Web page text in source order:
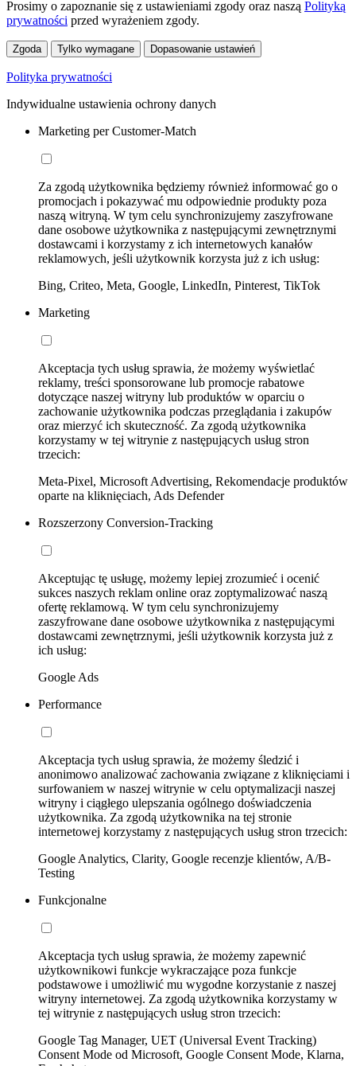
Prosimy o zapoznanie się z ustawieniami zgody oraz naszą Polityką
prywatności przed wyrażeniem zgody.
Zgoda Tylko wymagane Dopasowanie ustawień
Polityka prywatności
Indywidualne ustawienia ochrony danych
Marketing per Customer-Match
Za zgodą użytkownika będziemy również informować go o
promocjach i pokazywać mu odpowiednie produkty poza
naszą witryną. W tym celu synchronizujemy zaszyfrowane
dane osobowe użytkownika z następującymi zewnętrznymi
dostawcami i korzystamy z ich internetowych kanałów
reklamowych, jeśli użytkownik korzysta już z ich usług:
Bing, Criteo, Meta, Google, LinkedIn, Pinterest, TikTok
Marketing
Akceptacja tych usług sprawia, że możemy wyświetlać
reklamy, treści sponsorowane lub promocje rabatowe
dotyczące naszej witryny lub produktów w oparciu o
zachowanie użytkownika podczas przeglądania i zakupów
oraz mierzyć ich skuteczność. Za zgodą użytkownika
korzystamy w tej witrynie z następujących usług stron
trzecich:
Meta-Pixel, Microsoft Advertising, Rekomendacje produktów
oparte na kliknięciach, Ads Defender
Rozszerzony Conversion-Tracking
Akceptując tę usługę, możemy lepiej zrozumieć i ocenić
sukces naszych reklam online oraz zoptymalizować naszą
ofertę reklamową. W tym celu synchronizujemy
zaszyfrowane dane osobowe użytkownika z następującymi
dostawcami zewnętrznymi, jeśli użytkownik korzysta już z
ich usług:
Google Ads
Performance
Akceptacja tych usług sprawia, że możemy śledzić i
anonimowo analizować zachowania związane z kliknięciami i
surfowaniem w naszej witrynie w celu optymalizacji naszej
witryny i ciągłego ulepszania ogólnego doświadczenia
użytkownika. Za zgodą użytkownika na tej stronie
internetowej korzystamy z następujących usług stron trzecich:
Google Analytics, Clarity, Google recenzje klientów, A/B-
Testing
Funkcjonalne
Akceptacja tych usług sprawia, że możemy zapewnić
użytkownikowi funkcje wykraczające poza funkcje
podstawowe i umożliwić mu wygodne korzystanie z naszej
witryny internetowej. Za zgodą użytkownika korzystamy w
tej witrynie z następujących usług stron trzecich:
Google Tag Manager, UET (Universal Event Tracking)
Consent Mode od Microsoft, Google Consent Mode, Klarna,